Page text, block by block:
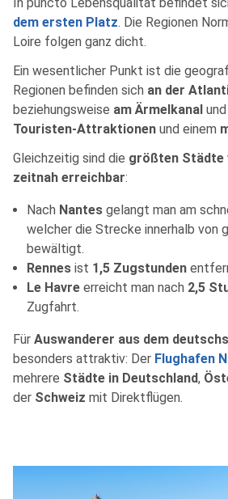
dem ersten Platz. Die Regionen
Loire folgen ganz dicht.
Ein wesentlicher Punkt ist die
Regionen befinden sich an der
beziehungsweise am Ärmelkanal
Touristen-Attraktionen und einem
Gleichzeitig sind die größten Städte
zeitnah erreichbar:
Nach Nantes gelangt man am
welcher die Strecke innerhalb von
bewältigt.
Rennes ist 1,5 Zugstunden
Le Havre erreicht man nach 2,5
Zugfahrt.
Für Auswanderer aus dem
besonders attraktiv: Der Flughafen
mehrere Städte in Deutschland,
der Schweiz mit Direktflügen.